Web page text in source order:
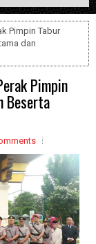
Pimpin Tabur
dan
Pimpin
Beserta